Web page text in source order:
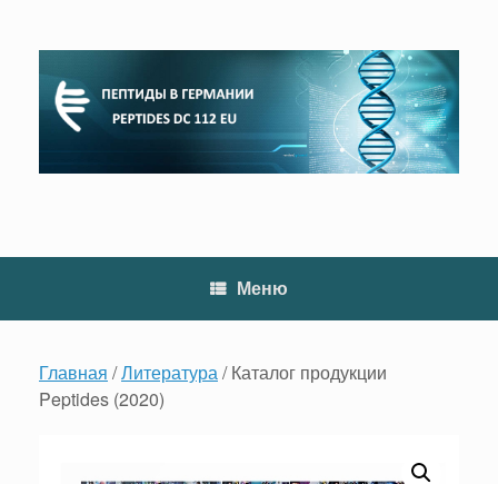
содержанию
Меню
Главная /Литература / Каталог продукции
Peptides (2020)